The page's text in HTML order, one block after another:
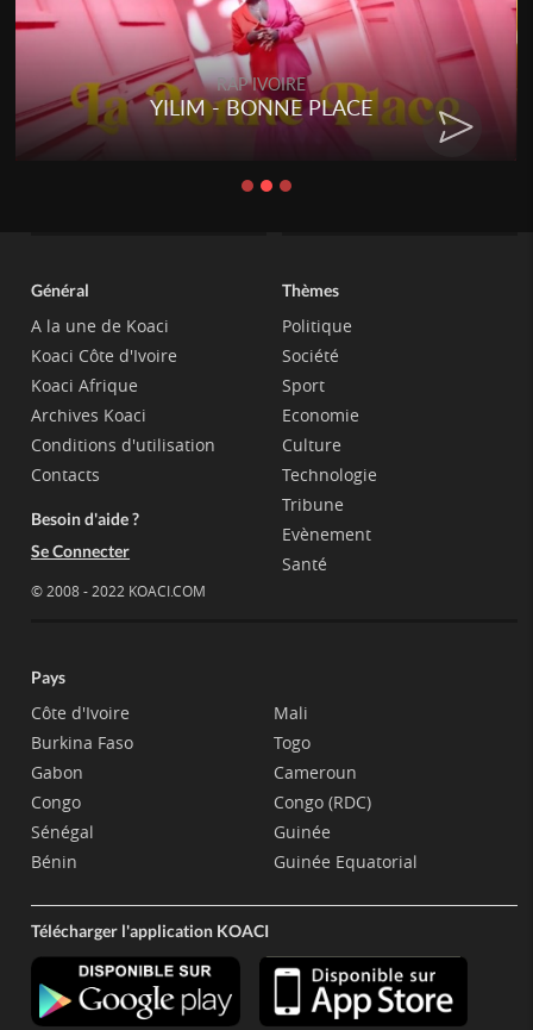
RAP IVOIRE
YILIM - BONNE PLACE
Général
A la une de Koaci
Koaci Côte d'Ivoire
Koaci Afrique
Archives Koaci
Conditions d'utilisation
Contacts
Besoin d'aide ?
Se Connecter
© 2008 - 2022 KOACI.COM
Thèmes
Politique
Société
Sport
Economie
Culture
Technologie
Tribune
Evènement
Santé
Pays
Côte d'Ivoire
Burkina Faso
Gabon
Congo
Sénégal
Bénin
Mali
Togo
Cameroun
Congo (RDC)
Guinée
Guinée Equatorial
Télécharger l'application KOACI